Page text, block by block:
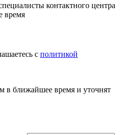
контактного центра
время
с политикой
в ближайшее время и уточнят